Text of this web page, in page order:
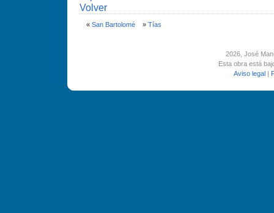
Volver
« San Bartolomé» Tí­as
2026, José
Esta obra está
Aviso legal |